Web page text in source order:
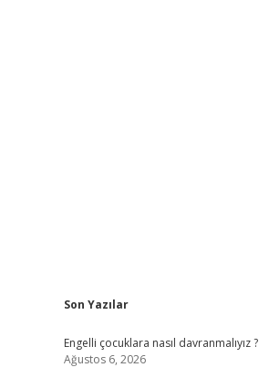
Sidebar
Son Yazılar
Engelli çocuklara nasıl davranmalıyız ?
Ağustos 6, 2026